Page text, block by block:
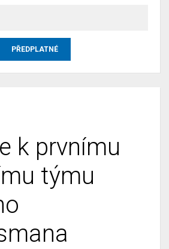
k prvnímu
týmu